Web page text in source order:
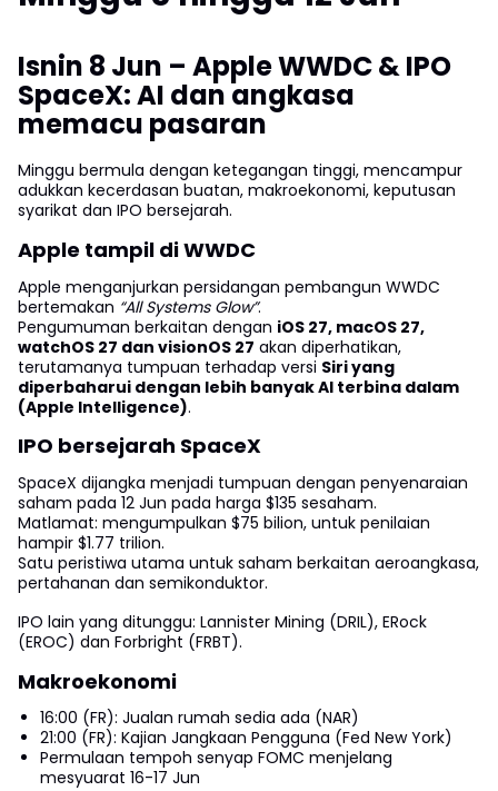
Isnin 8 Jun – Apple WWDC & IPO
SpaceX: AI dan angkasa
memacu pasaran
Minggu bermula dengan ketegangan tinggi, mencampur
adukkan kecerdasan buatan, makroekonomi, keputusan
syarikat dan IPO bersejarah.
Apple tampil di WWDC
Apple menganjurkan persidangan pembangun WWDC
bertemakan “All Systems Glow”.
Pengumuman berkaitan dengan iOS 27, macOS 27,
watchOS 27 dan visionOS 27 akan diperhatikan,
terutamanya tumpuan terhadap versi Siri yang
diperbaharui dengan lebih banyak AI terbina dalam
(Apple Intelligence).
IPO bersejarah SpaceX
SpaceX dijangka menjadi tumpuan dengan penyenaraian
saham pada 12 Jun pada harga $135 sesaham.
Matlamat: mengumpulkan $75 bilion, untuk penilaian
hampir $1.77 trilion.
Satu peristiwa utama untuk saham berkaitan aeroangkasa,
pertahanan dan semikonduktor.
IPO lain yang ditunggu: Lannister Mining (DRIL), ERock
(EROC) dan Forbright (FRBT).
Makroekonomi
16:00 (FR): Jualan rumah sedia ada (NAR)
21:00 (FR): Kajian Jangkaan Pengguna (Fed New York)
Permulaan tempoh senyap FOMC menjelang
mesyuarat 16-17 Jun